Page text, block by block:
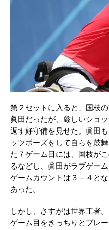
第２セットに入ると、国枝
眞田だったが、厳しいショ
返す好守備を見せた。眞田
ッツポーズをして自らを鼓
た７ゲーム目には、国枝が
るなどし、眞田がラブゲー
ゲームカウントは３－４と
あった。
しかし、さすがは世界王者
ゲーム目をきっちりとブレ